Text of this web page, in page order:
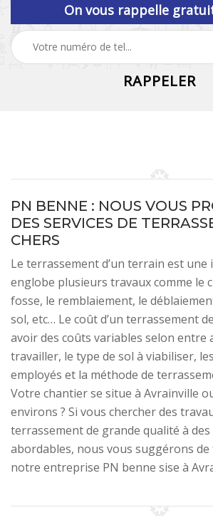
On vous rappelle
PN BENNE : NOUS VOUS
DES SERVICES DE
CHERS
Le terrassement d’un terrain est
englobe plusieurs travaux comme le
fosse, le remblaiement, le
sol, etc… Le coût d’un terrassement
avoir des coûts variables selon entre
travailler, le type de sol à viabiliser,
employés et la méthode de
Votre chantier se situe à Avrainville
environs ? Si vous chercher des
terrassement de grande qualité à
abordables, nous vous suggérons de
notre entreprise PN benne sise à